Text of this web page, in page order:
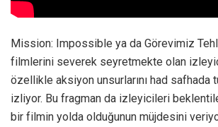
Mission: Impossible ya da Görevimiz
filmlerini severek seyretmekte olan
özellikle aksiyon unsurlarını had safhada
izliyor. Bu fragman da izleyicileri
bir filmin yolda olduğunun müjdesini